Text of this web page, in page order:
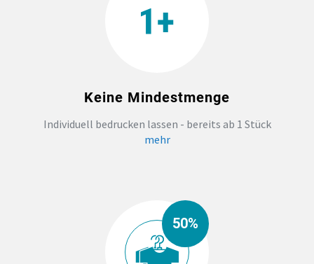
FOTOTASSEN UND MEHR
Keine Mindestmenge
Individuell bedrucken lassen - bereits ab 1 Stück
mehr
50%